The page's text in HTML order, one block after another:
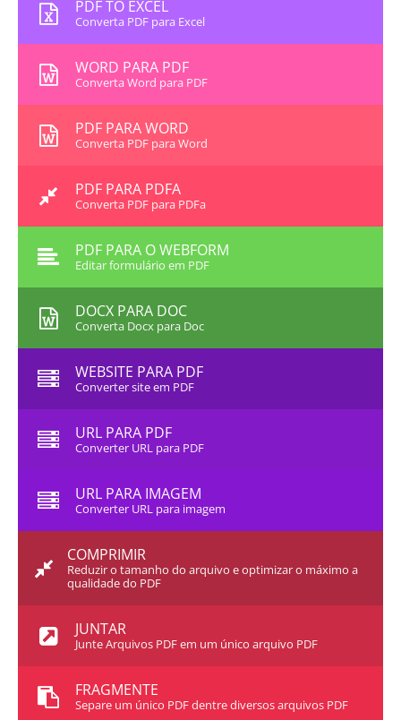
PDF TO EXCEL
Converta PDF para Excel
WORD PARA PDF
Converta Word para PDF
PDF PARA WORD
Converta PDF para Word
PDF PARA PDFA
Converta PDF para PDFa
PDF PARA O WEBFORM
Editar formulário em PDF
DOCX PARA DOC
Converta Docx para Doc
WEBSITE PARA PDF
Converter site em PDF
URL PARA PDF
Converter URL para PDF
URL PARA IMAGEM
Converter URL para imagem
COMPRIMIR
Reduzir o tamanho do arquivo e optimizar o máximo a
qualidade do PDF
JUNTAR
Junte Arquivos PDF em um único arquivo PDF
FRAGMENTE
Separe um único PDF dentre diversos arquivos PDF